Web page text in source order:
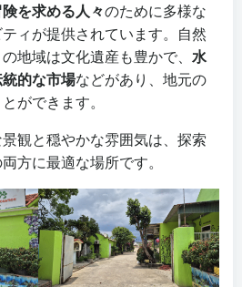
を求める人々のために多様な
ィが提供されています。自然
地域は文化遺産も豊かで、 水
的な市場などがあり、地元の
ができます。
観と穏やかな雰囲気は、探索
方に最適な場所です。